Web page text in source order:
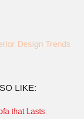
Design Trends
LIKE: